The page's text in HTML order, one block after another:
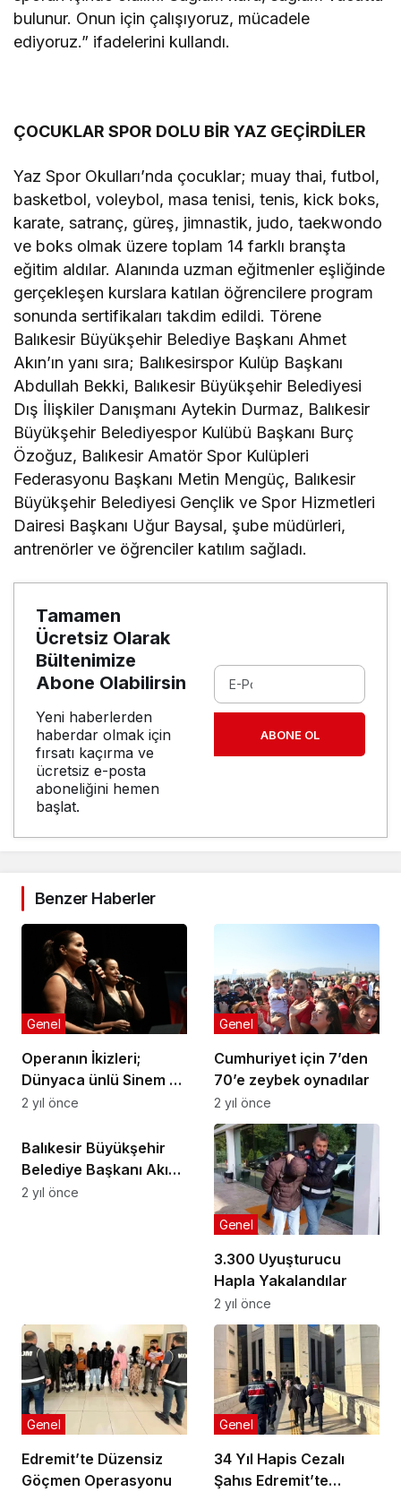
bulunur. Onun için çalışıyoruz, mücadele
ediyoruz.” ifadelerini kullandı.
ÇOCUKLAR SPOR DOLU BİR YAZ GEÇİRDİLER
Yaz Spor Okulları’nda çocuklar; muay thai, futbol,
basketbol, voleybol, masa tenisi, tenis, kick boks,
karate, satranç, güreş, jimnastik, judo, taekwondo
ve boks olmak üzere toplam 14 farklı branşta
eğitim aldılar. Alanında uzman eğitmenler eşliğinde
gerçekleşen kurslara katılan öğrencilere program
sonunda sertifikaları takdim edildi. Törene
Balıkesir Büyükşehir Belediye Başkanı Ahmet
Akın’ın yanı sıra; Balıkesirspor Kulüp Başkanı
Abdullah Bekki, Balıkesir Büyükşehir Belediyesi
Dış İlişkiler Danışmanı Aytekin Durmaz, Balıkesir
Büyükşehir Belediyespor Kulübü Başkanı Burç
Özoğuz, Balıkesir Amatör Spor Kulüpleri
Federasyonu Başkanı Metin Mengüç, Balıkesir
Büyükşehir Belediyesi Gençlik ve Spor Hizmetleri
Dairesi Başkanı Uğur Baysal, şube müdürleri,
antrenörler ve öğrenciler katılım sağladı.
Tamamen
Ücretsiz Olarak
Bültenimize
Abone Olabilirsin
Yeni haberlerden
haberdar olmak için
fırsatı kaçırma ve
ücretsiz e-posta
aboneliğini hemen
başlat.
ABONE OL
Benzer Haberler
Operanın İkizleri;
Dünyaca ünlü Sinem ve
Didem Balık
Genel
2 yıl önce
Cumhuriyet için 7’den
70’e zeybek oynadılar
Genel
2 yıl önce
Balıkesir Büyükşehir
Belediye Başkanı Akın
Planlı çalışmayla 200
Genel
2 yıl önce
3.300 Uyuşturucu
Hapla Yakalandılar
Genel
2 yıl önce
Edremit’te Düzensiz
Göçmen Operasyonu
Genel
34 Yıl Hapis Cezalı
Şahıs Edremit’te
Genel